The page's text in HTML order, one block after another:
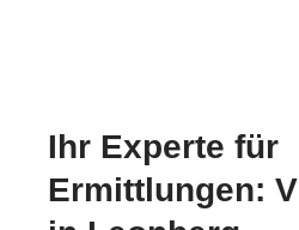
Ihr Experte für
Ermittlungen: